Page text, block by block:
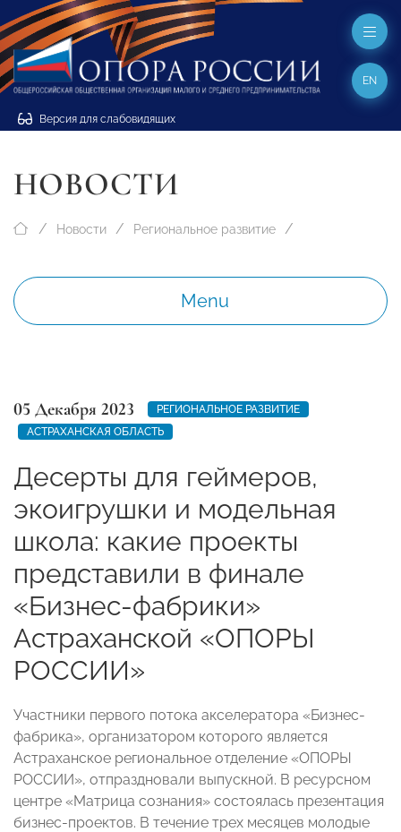
Версия для слабовидящих
EN
НОВОСТИ
Новости Региональное развитие
Menu
05 Декабря 2023
РЕГИОНАЛЬНОЕ РАЗВИТИЕ
АСТРАХАНСКАЯ ОБЛАСТЬ
Десерты для геймеров,
экоигрушки и модельная
школа: какие проекты
представили в финале
«Бизнес-фабрики»
Астраханской «ОПОРЫ
РОССИИ»
Участники первого потока акселератора «Бизнес-
фабрика», организатором которого является
Астраханское региональное отделение «ОПОРЫ
РОССИИ», отпраздновали выпускной. В ресурсном
центре «Матрица сознания» состоялась презентация
бизнес-проектов. В течение трех месяцев молодые